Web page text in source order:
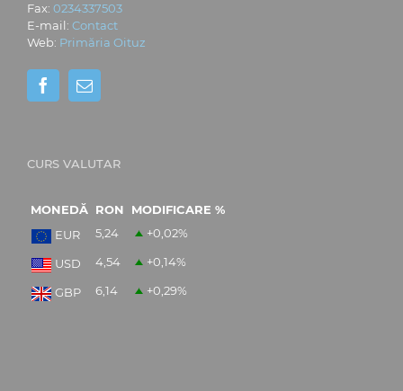
Fax: 0234337503
E-mail: Contact
Web: Primăria Oituz
CURS VALUTAR
MONEDĂ RON
MODIFICARE %
EUR
5,24 +0,02%
USD 4,54 +0,14%
GBP 6,14 +0,29%